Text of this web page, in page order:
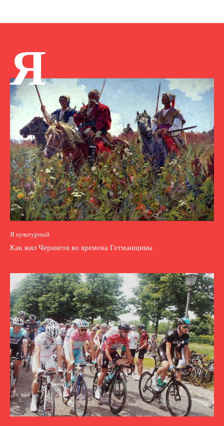
Я
Я культурный
Как жил Чернигов во времена Гетманщины